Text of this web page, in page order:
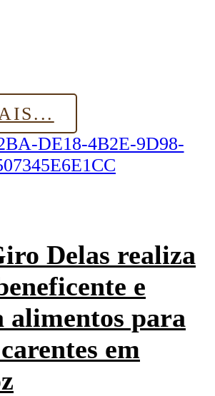
Delas realiza
e
alimentos para
em